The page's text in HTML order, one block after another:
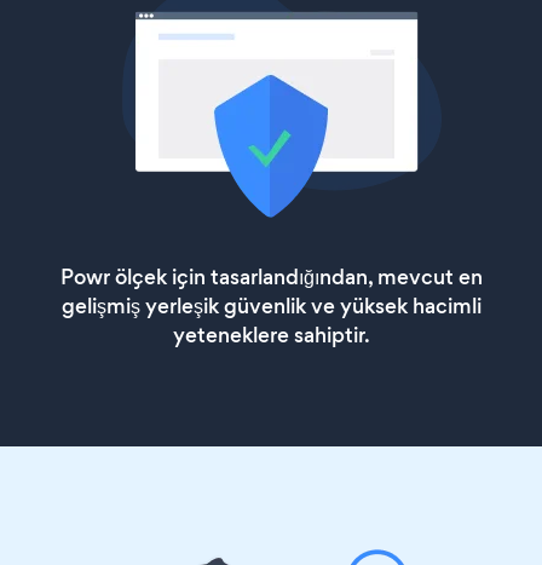
Powr ölçek için tasarlandığından, mevcut en
gelişmiş yerleşik güvenlik ve yüksek hacimli
yeteneklere sahiptir.